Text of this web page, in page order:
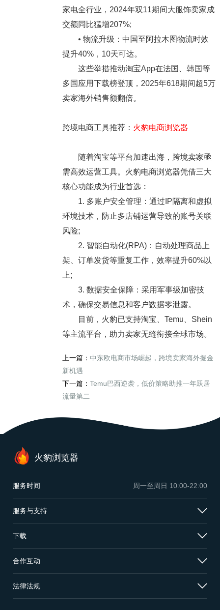
家电全行业，2024年双11期间大服饰卖家成
交额同比猛增207%;
• 物流升级：中国至阿拉木图物流时效
提升40%，10天可达。
这些举措推动淘宝App在法国、韩国等
多国应用下载榜登顶，2025年618期间超5万
卖家海外销售额翻倍。
跨境电商工具推荐： 火豹电商浏览器
随着淘宝等平台加速出海，跨境卖家亟
需高效运营工具。火豹电商浏览器凭借三大
核心功能成为行业首选：
1. 多账户安全管理：通过IP隔离和虚拟
环境技术，防止多店铺运营导致的账号关联
风险;
2. 智能自动化(RPA)：自动处理商品上
架、订单发货等重复工作，效率提升60%以
上;
3. 数据安全保障：采用军事级加密技
术，确保交易信息和客户数据零泄露。
目前，火豹已支持淘宝、Temu、Shein
等主流平台，助力卖家无缝衔接全球市场。
上一篇： 中东欧电商市场崛起，跨境卖家海外掘金
新机遇
下一篇： Temu巴西逆袭，低价策略助推一年跃居
流量第二
服务时间 周一至周日 10:00-22:00
火豹浏览器
服务与支持
下载
合作互动
法律法规